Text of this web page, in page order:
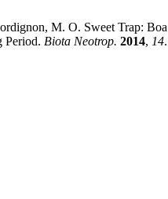
M. O. Sweet Trap:
Period. Biota Neotrop. 2014, 14.